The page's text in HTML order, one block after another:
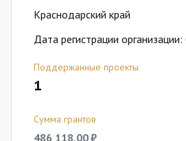
Краснодарский край
Дата регистрации
Поддержанные проекты
1
Сумма грантов
486 118,00 ₽